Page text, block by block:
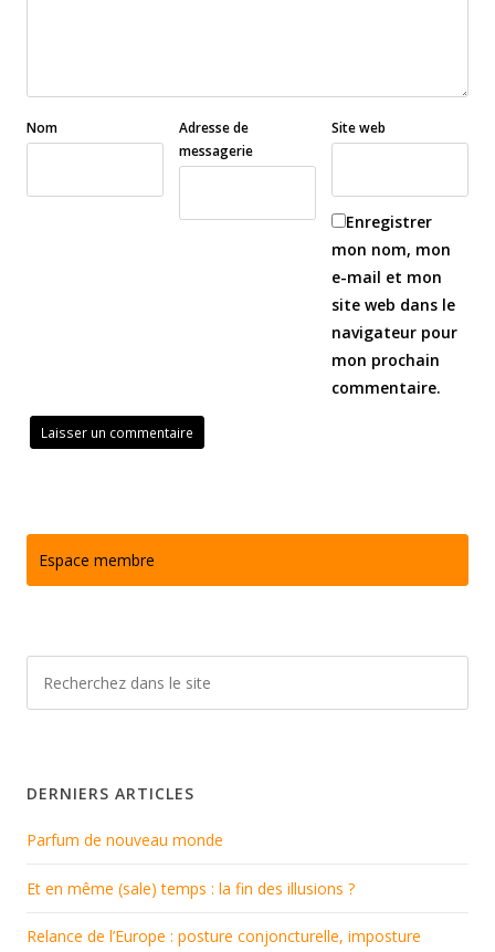
Nom
Adresse de
messagerie
Site web
Enregistrer
mon nom, mon
e-mail et mon
site web dans le
navigateur pour
mon prochain
commentaire.
Espace membre
DERNIERS ARTICLES
Parfum de nouveau monde
Et en même (sale) temps : la fin des illusions ?
Relance de l’Europe : posture conjoncturelle, imposture